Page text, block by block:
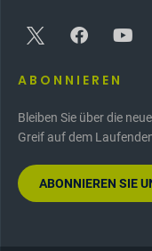
ABONNIEREN
Bleiben Sie über die
Greif auf dem
ABONNIEREN SIE